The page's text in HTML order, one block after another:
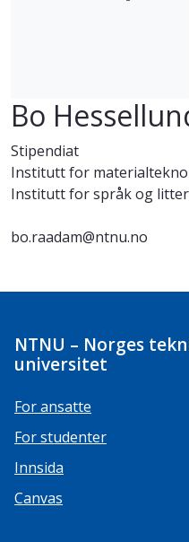
Bo
Stipendiat
Institutt for
Institutt for språk og
bo.raadam@ntnu.no
NTNU – Norges
universitet
For ansatte
For studenter
Innsida
Canvas